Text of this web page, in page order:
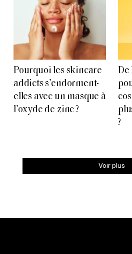
Pourquoi les skincare
addicts s’endorment-
elles avec un masque à
l’oxyde de zinc ?
De
?
Voir plus